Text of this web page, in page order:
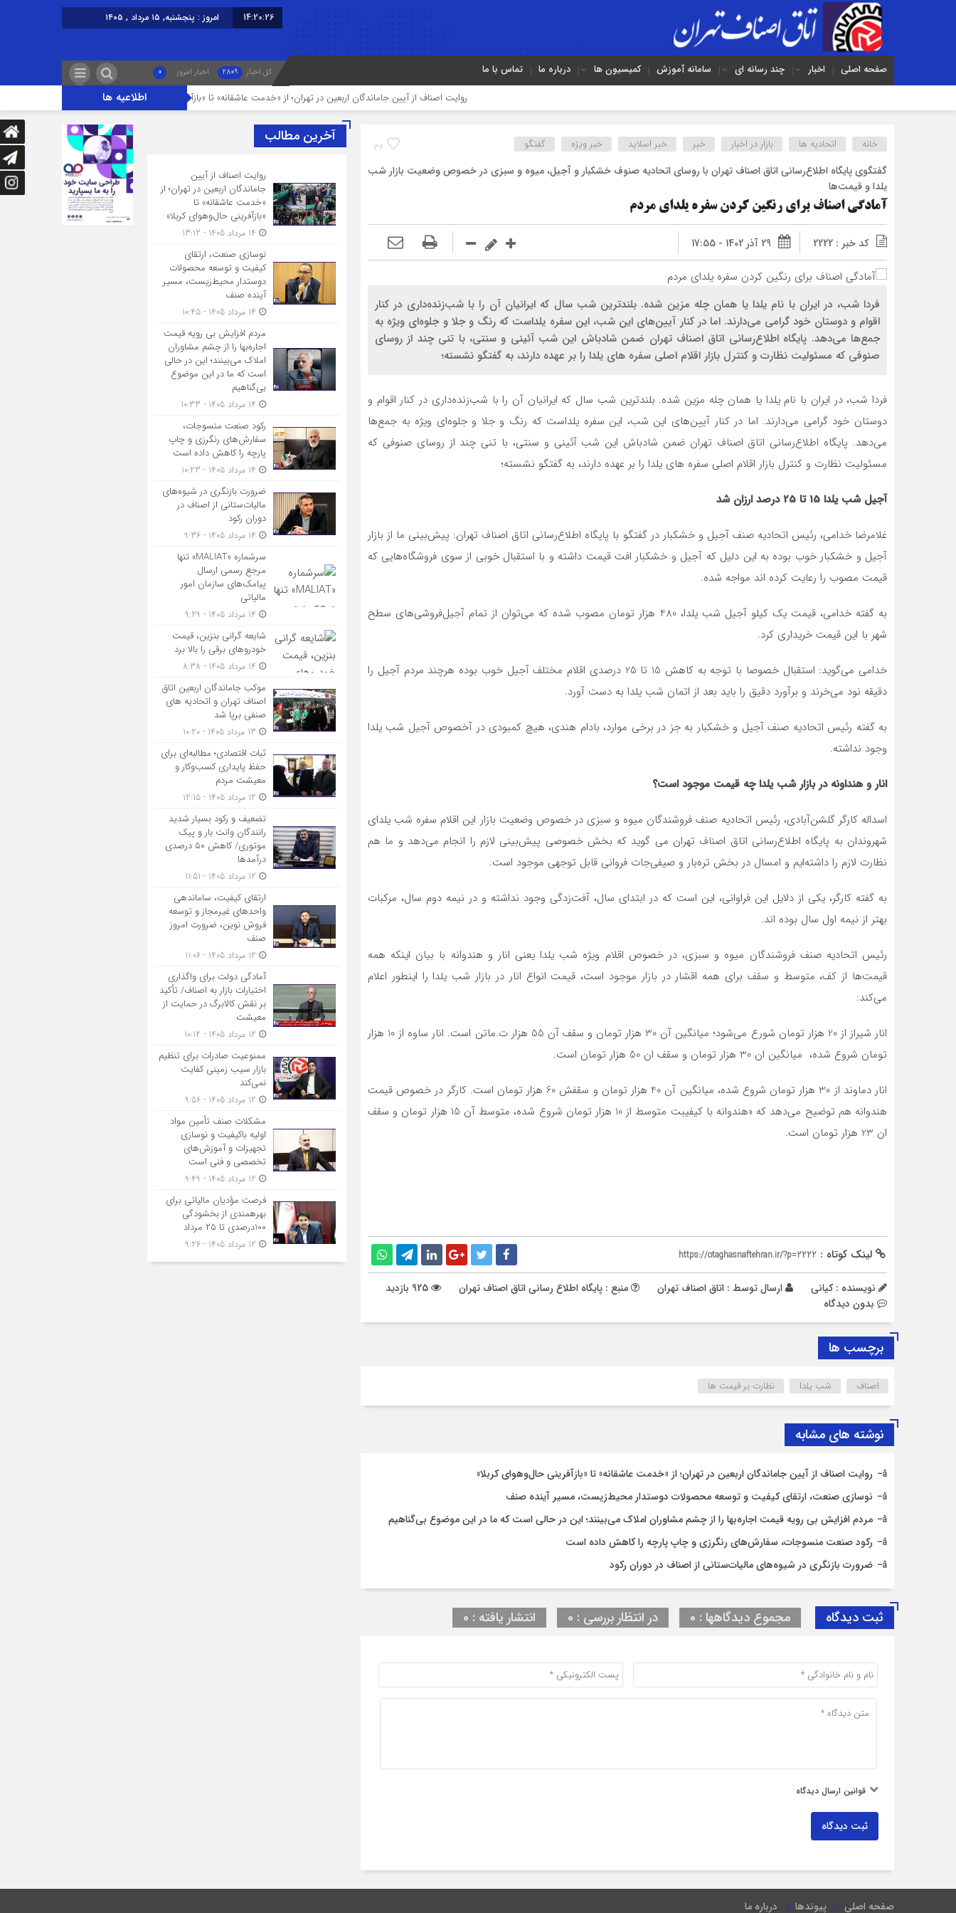
14:20:27 امروز : پنجشنبه, ۱۵ مرداد , ۱۴۰۵
صفحه اصلی اخبار چند رسانه ای سامانه آموزش کمیسیون ها درباره ما تماس با ما کل اخبار 2809 اخبار امروز : 0
اطلاعیه ها روایت اصناف از آیین جاماندگان اربعین در تهران؛ از «خدمت عاشقانه» تا «بازآفرینی حال‌وهوای کربلا» نوسازی صنعت، ارتقای
36 خانه اتحادیه ها بازار در اخبار خبر خبر اسلايد خبر ویژه گفتگو
گفتگوی پایگاه اطلاع‌رسانی اتاق اصناف تهران با روسای اتحادیه صنوف خشکبار و آجیل، میوه و سبزی در خصوص وضعیت بازار شب
یلدا و قیمت‌ها
آمادگی اصناف برای رنگین کردن سفره‌ یلدای مردم
کد خبر : 2222 29 آذر 1402 - 17:55
فردا شب، در ایران با نام یلدا یا همان چله مزین شده. بلندترین شب سال که ایرانیان آن را با شب‌زنده‌داری در کنار
اقوام و دوستان خود گرامی می‌دارند. اما در کنار آیین‌های این شب، این سفره یلداست که رنگ و جلا و جلوه‌ای ویژه به
جمع‌ها می‌دهد. پایگاه اطلاع‌رسانی اتاق اصناف تهران ضمن شادباش این شب آئینی و سنتی، با تنی چند از روسای
صنوفی که مسئولیت نظارت و کنترل بازار اقلام اصلی سفره های یلدا را بر عهده دارند، به گفتگو نشسته؛
فردا شب، در ایران با نام یلدا یا همان چله مزین شده. بلندترین شب سال که ایرانیان آن را با شب‌زنده‌داری در کنار اقوام و
دوستان خود گرامی می‌دارند. اما در کنار آیین‌های این شب، این سفره یلداست که رنگ و جلا و جلوه‌ای ویژه به جمع‌ها
می‌دهد. پایگاه اطلاع‌رسانی اتاق اصناف تهران ضمن شادباش این شب آئینی و سنتی، با تنی چند از روسای صنوفی که
مسئولیت نظارت و کنترل بازار اقلام اصلی سفره های یلدا را بر عهده دارند، به گفتگو نشسته؛
آجیل شب یلدا 15 تا 25 درصد ارزان شد
غلامرضا خدامی، رئیس اتحادیه صنف آجیل و خشکبار در گفتگو با پایگاه اطلاع‌رسانی اتاق اصناف تهران: پیش‌بینی ما از بازار
آجیل و خشکبار خوب بوده به این دلیل که آجیل و خشکبار افت قیمت داشته و با استقبال خوبی از سوی فروشگاه‌هایی که
قیمت مصوب را رعایت کرده اند مواجه شده.
به گفته خدامی، قیمت یک کیلو آجیل شب یلدا، 480 هزار تومان مصوب شده که می‌توان از تمام آجیل‌فروشی‌های سطح
شهر با این قیمت خریداری کرد.
خدامی می‌گوید: استقبال خصوصا با توجه به کاهش 15 تا 25 درصدی اقلام مختلف آجیل خوب بوده هرچند مردم آجیل را
دقیقه نود می‌خرند و برآورد دقیق را باید بعد از اتمان شب یلدا به دست آورد.
به گفته رئیس اتحادیه صنف آجیل و خشکبار به جز در برخی موارد، بادام هندی، هیچ کمبودی در آخصوص آجیل شب یلدا
وجود نداشته.
انار و هنداونه در بازار شب یلدا چه قیمت موجود است؟
اسداله کارگر گلشن‌آبادی، رئیس اتحادیه صنف فروشندگان میوه و سبزی در خصوص وضعیت بازار این اقلام سفره شب یلدای
شهروندان به پایگاه اطلاع‌رسانی اتاق اصناف تهران می گوید که بخش خصوصی پیش‌بینی لازم را انجام می‌دهد و ما هم
نظارت لازم را داشته‌ایم و امسال در بخش تره‌بار و صیفی‌جات فروانی قابل توجهی موجود است.
به گفته کارگر، یکی از دلایل این فراوانی، این است که در ابتدای سال، آفت‌زدگی وجود نداشته و در نیمه دوم سال، مرکبات
بهتر از نیمه اول سال بوده اند.
رئیس اتحادیه صنف فروشندگان میوه و سبزی، در خصوص اقلام ویژه شب یلدا یعنی انار و هندوانه با بیان اینکه همه
قیمت‌ها از کف، متوسط و سقف برای همه اقشار در بازار موجود است، قیمت‌ انواع انار در بازار شب یلدا را اینطور اعلام
می‌کند:
انار شیراز از 20 هزار تومان شورع می‌شود؛ میانگین آن 30 هزار تومان و سقف آن 55 هزار ت.ماتن است. انار ساوه از 10 هزار
تومان شروع شده، میانگین ان 30 هزار تومان و سقف ان 50 هزار تومان است.
انار دماوند از 30 هزار تومان شروع شده، میانگین آن 40 هزار تومان و سقفش 60 هزار تومان است. کارگر در خصوص قیمت
هندوانه هم توضیح می‌دهد که «هندوانه با کیفیبت متوسط از 10 هزار تومان شروع شده، متوسط آن 15 هزار تومان و سقف
ان 23 هزار تومان است.
لینک کوتاه : https://otaghasnaftehran.ir/?p=2222
نویسنده : کیانی ارسال توسط : اتاق اصناف تهران منبع : پایگاه اطلاع رسانی اتاق اصناف تهران
بدون دیدگاه
برچسب ها
اصناف شب یلدا نظارت بر قیمت ها
نوشته های مشابه
روایت اصناف از آیین جاماندگان اربعین در تهران؛ از «خدمت عاشقانه» تا «بازآفرینی حال‌وهوای کربلا»
نوسازی صنعت، ارتقای کیفیت و توسعه محصولات دوستدار محیط‌زیست، مسیر آینده صنف
مردم افزایش بی رویه قیمت اجاره‌بها را از چشم مشاوران املاک می‌بینند؛ این در حالی است که ما در این موضوع بی‌گناهیم
رکود صنعت منسوجات، سفارش‌های رنگرزی و چاپ پارچه را کاهش داده است
ضرورت بازنگری در شیوه‌های مالیات‌ستانی از اصناف در دوران رکود
ثبت دیدگاه مجموع دیدگاهها : 0 در انتظار بررسی : 0 انتشار یافته : 0
قوانین ارسال دیدگاه
ثبت دیدگاه
آخرین مطالب
روایت اصناف از آیین
جاماندگان اربعین در تهران؛ از
«خدمت عاشقانه» تا
«بازآفرینی حال‌وهوای کربلا»
نوسازی صنعت، ارتقای
کیفیت و توسعه محصولات
دوستدار محیط‌زیست، مسیر
آینده صنف
مردم افزایش بی رویه قیمت
اجاره‌بها را از چشم مشاوران
املاک می‌بینند؛ این در حالی
است که ما در این موضوع
بی‌گناهیم
رکود صنعت منسوجات،
سفارش‌های رنگرزی و چاپ
پارچه را کاهش داده است
ضرورت بازنگری در شیوه‌های
مالیات‌ستانی از اصناف در
دوران رکود
سرشماره «MALIAT» تنها
مرجع رسمی ارسال
پیامک‌های سازمان امور
مالیاتی
شایعه گرانی بنزین، قیمت
خودروهای برقی را بالا برد
موکب جاماندگان اربعین اتاق
اصناف تهران و اتحادیه های
صنفی برپا شد
ثبات اقتصادی؛ مطالبه‌ای برای
حفظ پایداری کسب‌وکار و
معیشت مردم
تضعیف و رکود بسیار شدید
رانندگان وانت بار و پیک
موتوری/ کاهش ۵۰ درصدی
درآمدها
ارتقای کیفیت، ساماندهی
واحدهای غیرمجاز و توسعه
فروش نوین، ضرورت امروز
صنف
آمادگی دولت برای واگذاری
اختیارات بازار به اصناف/ تأکید
بر نقش کالابرگ در حمایت از
معیشت
ممنوعیت صادرات برای تنظیم
بازار سیب زمینی کفایت
نمی‌کند
مشکلات صنف تأمین مواد
اولیه باکیفیت و نوسازی
تجهیزات و آموزش‌های
تخصصی و فنی است
فرصت مؤدیان مالیاتی برای
بهره‎مندی از بخشودگی
100درصدی تا ۲۵ مرداد
صفحه اصلی پیوندها درباره ما